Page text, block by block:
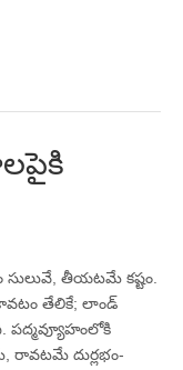
సులువే, తీయటమే కష్టం.
తేలికే; లాండ్‌
పద్మవ్యూహంలోకి
రావటమే దుర్లభం-